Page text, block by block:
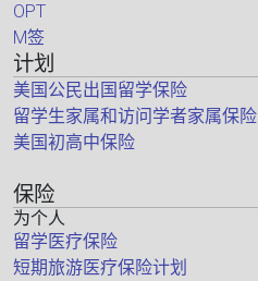
OPT
M签
计划
美国公民出国留学保险
留学生家属和访问学者家属保险
美国初高中保险
保险
为个人
留学医疗保险
短期旅游医疗保险计划